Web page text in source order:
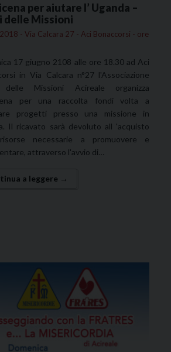
per aiutare l’ Uganda –
delle Missioni
- Via Calcara 27 - Aci Bonaccorsi - ore
17 giugno 2108 alle ore 18.30 ad Aci
in Via Calcara n°27 l'Associazione
delle Missioni Acireale organizza
per una raccolta fondi volta a
progetti presso una missione in
Il ricavato sarà devoluto all 'acquisto
necessarie a promuovere e
attraverso l'avvio di…
a leggere →